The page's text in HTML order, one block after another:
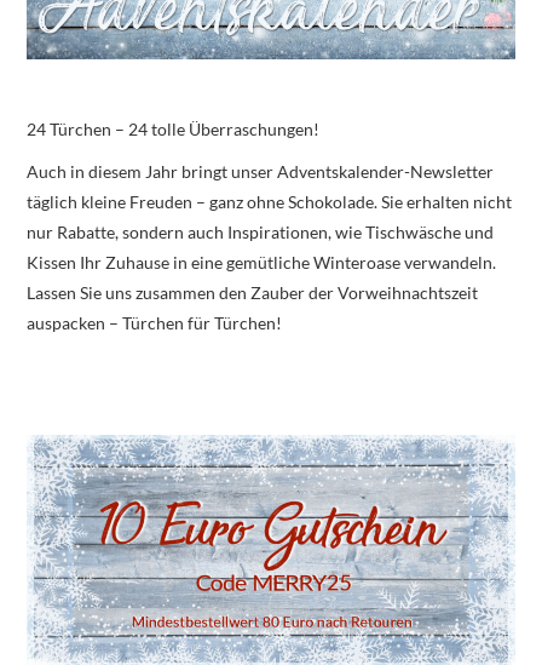
24 Türchen – 24 tolle Überraschungen!
Auch in diesem Jahr bringt unser Adventskalender-Newsletter
täglich kleine Freuden – ganz ohne Schokolade. Sie erhalten nicht
nur Rabatte, sondern auch Inspirationen, wie Tischwäsche und
Kissen Ihr Zuhause in eine gemütliche Winteroase verwandeln.
Lassen Sie uns zusammen den Zauber der Vorweihnachtszeit
auspacken – Türchen für Türchen!